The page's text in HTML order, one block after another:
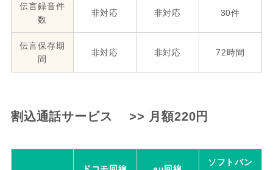
伝言録音件
数
非対応 非対応 30件
伝言保存期
間
非対応 非対応 72時間
割込通話サービス >> 月額220円
ソフトバン